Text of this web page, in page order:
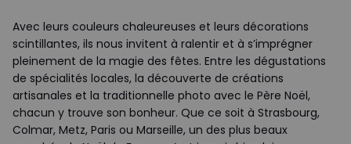
Avec leurs couleurs chaleureuses et leurs décorations
scintillantes, ils nous invitent à ralentir et à s’imprégner
pleinement de la magie des fêtes. Entre les dégustations
de spécialités locales, la découverte de créations
artisanales et la traditionnelle photo avec le Père Noël,
chacun y trouve son bonheur. Que ce soit à Strasbourg,
Colmar, Metz, Paris ou Marseille, un des plus beaux